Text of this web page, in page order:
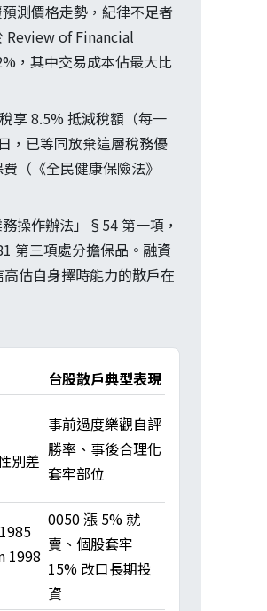
測價格走勢，紀律不足者
Review of Financial
，其中交易成本佔最大比
享 8.5% 抵減稅額（每一
，已等同放棄這層稅務優
（《全民健康保險法》
操作辦法」§54 第一項，
第三項處分擔保品。融資
估自身擇時能力的散戶在
台股散戶典型表現
別差
事前過度樂觀自評
勝率、事後合理化
套牢部位
1998
0050 漲 5% 就
賣、個股套牢
15% 改口長期投
資